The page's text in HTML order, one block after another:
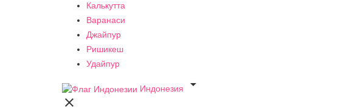
Калькутта
Варанаси
Джайпур
Ришикеш
Удайпур
Индонезия

